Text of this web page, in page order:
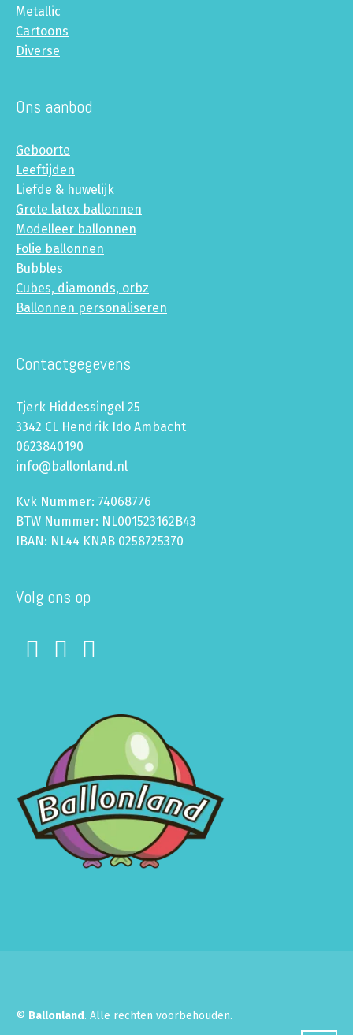
Metallic
Cartoons
Diverse
Ons aanbod
Geboorte
Leeftijden
Liefde & huwelijk
Grote latex ballonnen
Modelleer ballonnen
Folie ballonnen
Bubbles
Cubes, diamonds, orbz
Ballonnen personaliseren
Contactgegevens
Tjerk Hiddessingel 25
3342 CL Hendrik Ido Ambacht
0623840190
info@ballonland.nl
Kvk Nummer: 74068776
BTW Nummer: NL001523162B43
IBAN: NL44 KNAB 0258725370
Volg ons op
© Ballonland. Alle rechten voorbehouden.